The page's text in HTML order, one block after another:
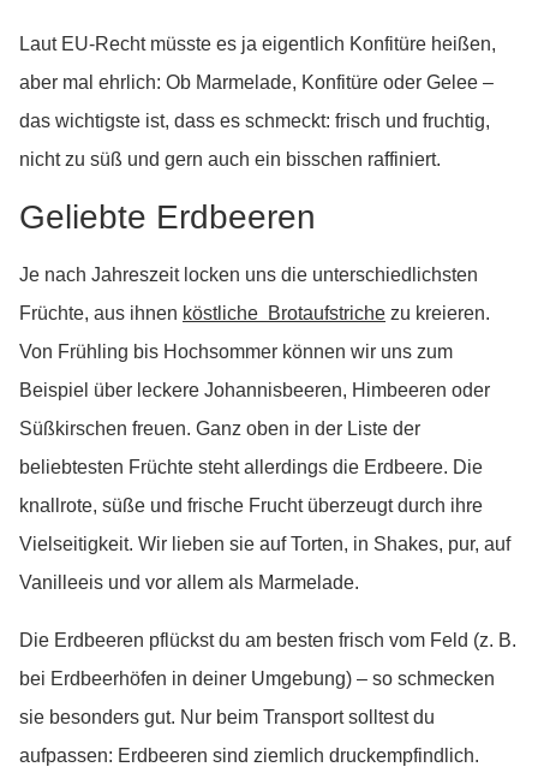
Laut EU-Recht müsste es ja eigentlich Konfitüre heißen,
aber mal ehrlich: Ob Marmelade, Konfitüre oder Gelee –
das wichtigste ist, dass es schmeckt: frisch und fruchtig,
nicht zu süß und gern auch ein bisschen raffiniert.
Geliebte Erdbeeren
Je nach Jahreszeit locken uns die unterschiedlichsten
Früchte, aus ihnen köstliche Brotaufstriche zu kreieren.
Von Frühling bis Hochsommer können wir uns zum
Beispiel über leckere Johannisbeeren, Himbeeren oder
Süßkirschen freuen. Ganz oben in der Liste der
beliebtesten Früchte steht allerdings die Erdbeere. Die
knallrote, süße und frische Frucht überzeugt durch ihre
Vielseitigkeit. Wir lieben sie auf Torten, in Shakes, pur, auf
Vanilleeis und vor allem als Marmelade.
Die Erdbeeren pflückst du am besten frisch vom Feld (z. B.
bei Erdbeerhöfen in deiner Umgebung) – so schmecken
sie besonders gut. Nur beim Transport solltest du
aufpassen: Erdbeeren sind ziemlich druckempfindlich.